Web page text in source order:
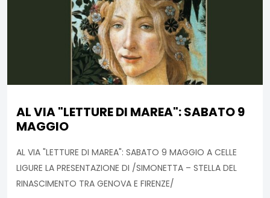
AL VIA "LETTURE DI MAREA": SABATO 9
MAGGIO
AL VIA "LETTURE DI MAREA": SABATO 9 MAGGIO A CELLE
LIGURE LA PRESENTAZIONE DI /SIMONETTA – STELLA DEL
RINASCIMENTO TRA GENOVA E FIRENZE/